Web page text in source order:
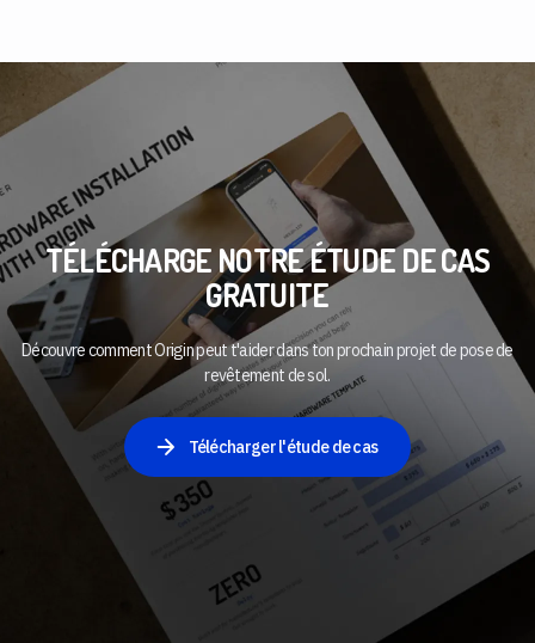
TÉLÉCHARGE NOTRE ÉTUDE DE CAS
GRATUITE
Découvre comment Origin peut t'aider dans ton prochain projet de pose de
revêtement de sol.
Télécharger l'étude de cas